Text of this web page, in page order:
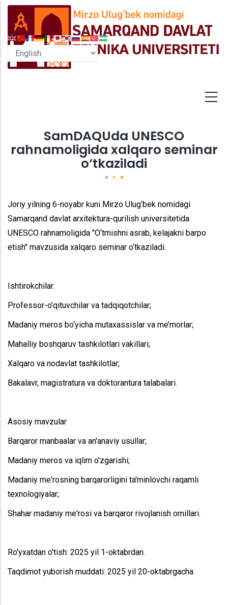
Skip
main
content
SamDAQUda UNESCO
rahnamoligida xalqaro seminar
o‘tkaziladi
Joriy yilning 6-noyabr kuni Mirzo Ulug‘bek nomidagi
Samarqand davlat arxitektura-qurilish universitetida
UNESCO rahnamoligida "O‘tmishni asrab, kelajakni barpo
etish" mavzusida xalqaro seminar o‘tkaziladi.
Ishtirokchilar:
Professor-o'qituvchilar va tadqiqotchilar;
Madaniy meros bo‘yicha mutaxassislar va me’morlar;
Mahalliy boshqaruv tashkilotlari vakillari;
Xalqaro va nodavlat tashkilotlar;
Bakalavr, magistratura va doktorantura talabalari.
Asosiy mavzular
Barqaror manbaalar va an'anaviy usullar;
Madaniy meros va iqlim o'zgarishi;
Madaniy me'rosning barqarorligini ta'minlovchi raqamli
texnologiyalar;
Shahar madaniy me'rosi va barqaror rivojlanish omillari.
Ro'yxatdan o'tish: 2025 yil 1-oktabrdan.
Taqdimot yuborish muddati: 2025 yil 20-oktabrgacha